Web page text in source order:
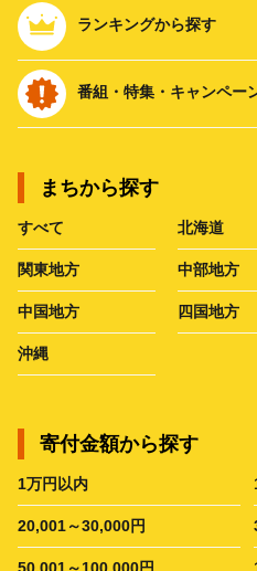
ランキングから探す
番組・特集・キャンペー
まちから探す
すべて 北海道
関東地方 中部地方
中国地方 四国地方
沖縄
寄付金額から探す
1万円以内
20,001～30,000円
50,001～100,000円